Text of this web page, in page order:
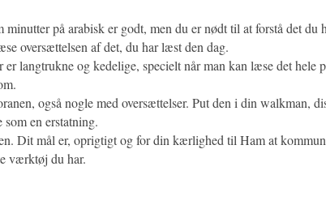
på arabisk er godt, men du er nødt til at forstå det
oversættelsen af det, du har læst den dag.
langtrukne og kedelige, specielt når man kan læse det hele
også nogle med oversættelser. Put den i din walkman,
en erstatning.
Dit mål er, oprigtigt og for din kærlighed til Ham at
værktøj du har.